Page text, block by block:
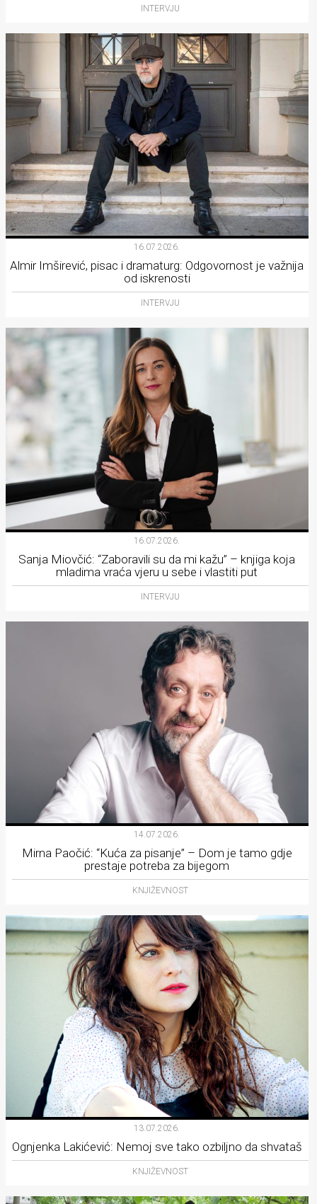
INTERVJU
16.07.2026.
Almir Imširević, pisac i dramaturg: Odgovornost je važnija
od iskrenosti
INTERVJU
16.07.2026.
Sanja Miovčić: “Zaboravili su da mi kažu” – knjiga koja
mladima vraća vjeru u sebe i vlastiti put
INTERVJU
14.07.2026.
Mirna Paočić: “Kuća za pisanje” – Dom je tamo gdje
prestaje potreba za bijegom
KNJIŽEVNOST
13.07.2026.
Ognjenka Lakićević: Nemoj sve tako ozbiljno da shvataš
KNJIŽEVNOST